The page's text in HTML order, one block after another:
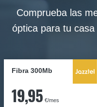
Comprueba las
óptica para tu
Fibra 300Mb
19,95 €/mes